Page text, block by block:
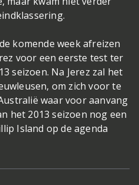
komende week afreizen
voor een eerste test ter
seizoen. Na Jerez zal het
om zich voor te
waar voor aanvang
het 2013 seizoen nog een
Island op de agenda